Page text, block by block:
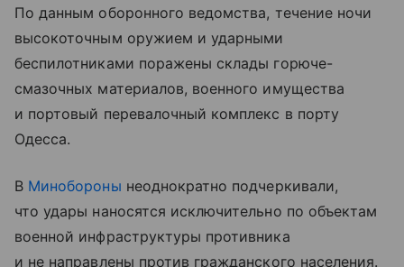
По данным оборонного ведомства, течение ночи
высокоточным оружием и ударными
беспилотниками поражены склады горюче-
смазочных материалов, военного имущества
и портовый перевалочный комплекс в порту
Одесса.
В Минобороны неоднократно подчеркивали,
что удары наносятся исключительно по объектам
военной инфраструктуры противника
и не направлены против гражданского населения.